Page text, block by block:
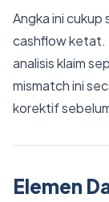
Angka ini cukup
cashflow ketat.
analisis klaim
mismatch ini
korektif
Elemen